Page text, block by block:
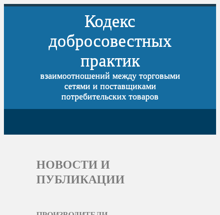
Кодекс
добросовестных
практик
взаимоотношений между торговыми
сетями и поставщиками
потребительских товаров
НОВОСТИ И
ПУБЛИКАЦИИ